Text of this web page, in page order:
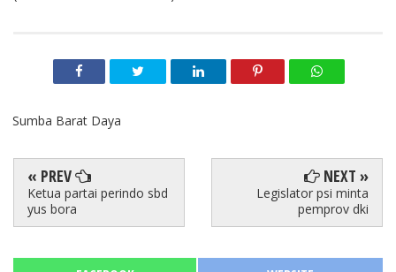
Sumba Barat Daya
« PREV
Ketua partai perindo sbd
yus bora
NEXT »
Legislator psi minta
pemprov dki